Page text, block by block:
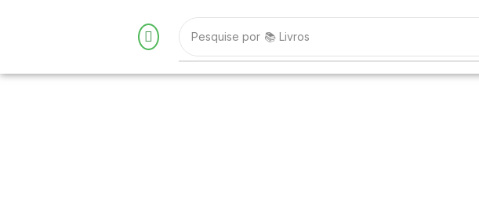
Pesquise por 📚 Livros